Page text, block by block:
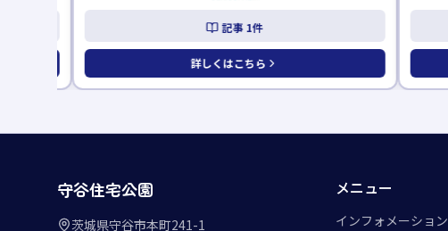
記事1件
詳しくはこちら
守谷住宅公園
茨城県守谷市本町241-1
メニュー
インフォメーション